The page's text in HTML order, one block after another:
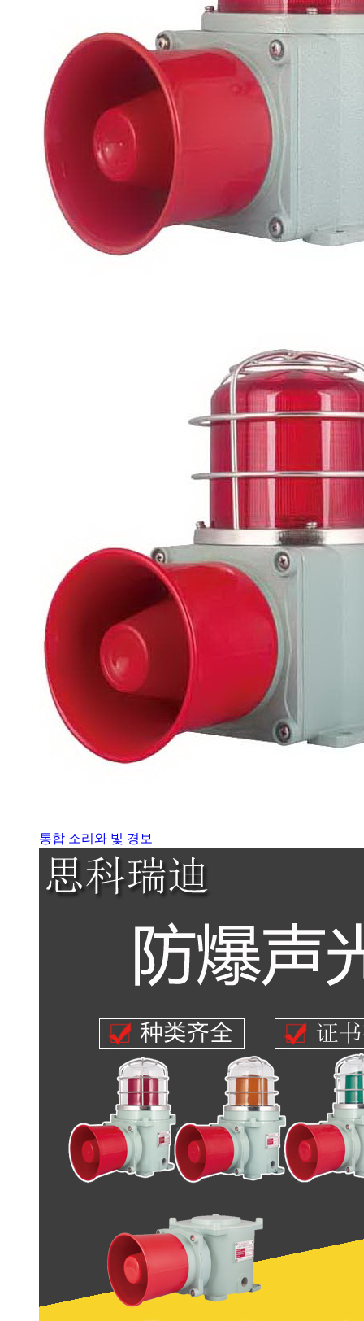
통합 소리와 빛 경보